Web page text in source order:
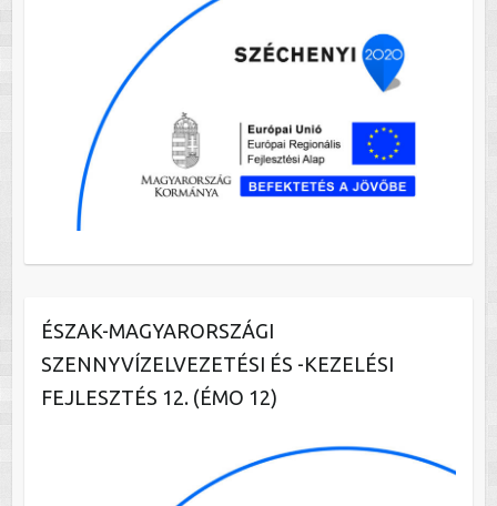
ÉSZAK-MAGYARORSZÁGI
SZENNYVÍZELVEZETÉSI ÉS -KEZELÉSI
FEJLESZTÉS 12. (ÉMO 12)